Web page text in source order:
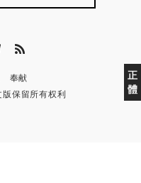
正
體
奉献
保留所有权利